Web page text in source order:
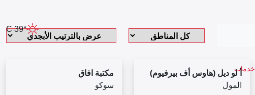
39° C
خدماتأ لو ديل (هاوس أف بيرفيوم)
المول
مكتبة افاق
سوكو